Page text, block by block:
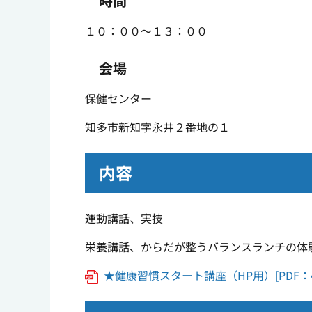
１０：００～１３：００
会場
保健センター
知多市新知字永井２番地の１
内容
運動講話、実技
栄養講話、からだが整うバランスランチの体
★健康習慣スタート講座（HP用）[PDF